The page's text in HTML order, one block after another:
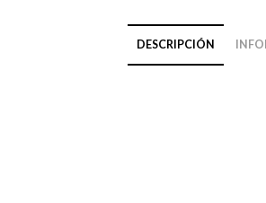
DESCRIPCIÓN